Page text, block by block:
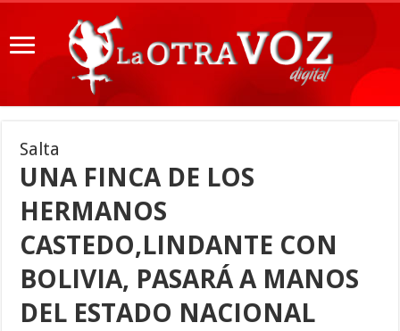
Salta
UNA FINCA DE LOS
HERMANOS
CASTEDO,LINDANTE CON
BOLIVIA, PASARÁ A MANOS
DEL ESTADO NACIONAL